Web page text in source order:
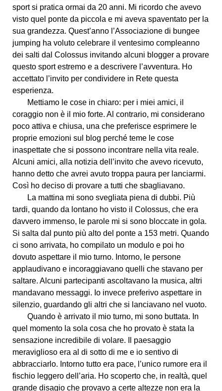
sport si pratica ormai da 20 anni. Mi ricordo che avevo
visto quel ponte da piccola e mi aveva spaventato per la
sua grandezza. Quest’anno l’Associazione di bungee
jumping ha voluto celebrare il ventesimo compleanno
dei salti dal Colossus invitando alcuni blogger a provare
questo sport estremo e a descrivere l’avventura. Ho
accettato l’invito per condividere in Rete questa
esperienza.
Mettiamo le cose in chiaro: per i miei amici, il
coraggio non è il mio forte. Al contrario, mi considerano
poco attiva e chiusa, una che preferisce esprimere le
proprie emozioni sul blog perché teme le cose
inaspettate che si possono incontrare nella vita reale.
Alcuni amici, alla notizia dell’invito che avevo ricevuto,
hanno detto che avrei avuto troppa paura per lanciarmi.
Così ho deciso di provare a tutti che sbagliavano.
La mattina mi sono svegliata piena di dubbi. Più
tardi, quando da lontano ho visto il Colossus, che era
davvero immenso, le parole mi si sono bloccate in gola.
Si salta dal punto più alto del ponte a 153 metri. Quando
ci sono arrivata, ho compilato un modulo e poi ho
dovuto aspettare il mio turno. Intorno, le persone
applaudivano e incoraggiavano quelli che stavano per
saltare. Alcuni partecipanti ascoltavano la musica, altri
mandavano messaggi. Io invece preferivo aspettare in
silenzio, guardando gli altri che si lanciavano nel vuoto.
Quando è arrivato il mio turno, mi sono buttata. In
quel momento la sola cosa che ho provato è stata la
sensazione incredibile di volare. Il paesaggio
meraviglioso era al di sotto di me e io sentivo di
abbracciarlo. Intorno tutto era pace, l’unico rumore era il
fischio leggero dell’aria. Ho scoperto che, in realtà, quel
grande disagio che provavo a certe altezze non era la